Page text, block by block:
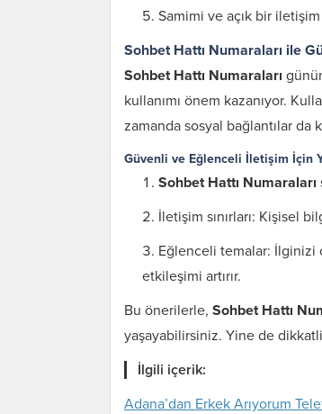
Samimi ve açık bir
Sohbet Hattı Numaraları ile
Sohbet Hattı Numaraları
kullanımı önem kazanıyor.
zamanda sosyal bağlantılar da
Güvenli ve Eğlenceli İletişim İçin
Sohbet Hattı Numaraları
İletişim sınırları: Kişisel
Eğlenceli temalar:
etkileşimi artırır.
Bu önerilerle, Sohbet Hattı
yaşayabilirsiniz. Yine de
İlgili içerik:
Adana’dan Erkek Arıyorum